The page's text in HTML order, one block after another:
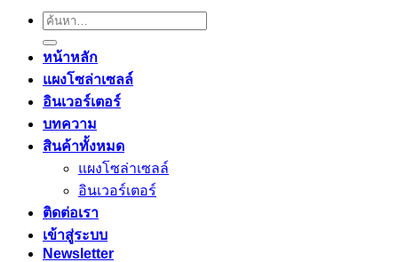
ค้นหา:
หน้าหลัก
แผงโซล่าเซลล์
อินเวอร์เตอร์
บทความ
สินค้าทั้งหมด
แผงโซล่าเซลล์
อินเวอร์เตอร์
ติดต่อเรา
เข้าสู่ระบบ
Newsletter